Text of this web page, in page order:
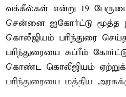
வக்கீல்கள் என்று 19
சென்னை ஐகோர்ட்டு மூத்த
கொலீஜியம் பரிந்துரை
பரிந்துரையை சுப்ரீம்
கொண்ட கொலீஜியம்
பரிந்துரையை மத்திய